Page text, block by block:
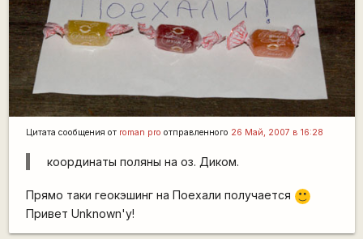
Цитата сообщения от roman pro отправленного 26 Май, 2007 в 16:28
координаты поляны на оз. Диком.
Прямо таки геокэшинг на Поехали получается
:)
Привет Unknown'у!